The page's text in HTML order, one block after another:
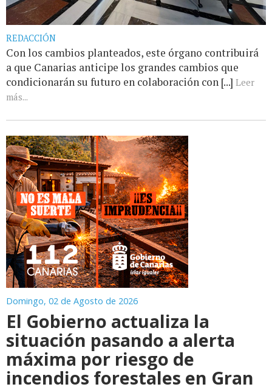
REDACCIÓN
Con los cambios planteados, este órgano contribuirá
a que Canarias anticipe los grandes cambios que
condicionarán su futuro en colaboración con [...] Leer
más...
Domingo, 02 de Agosto de 2026
El Gobierno actualiza la
situación pasando a alerta
máxima por riesgo de
incendios forestales en Gran